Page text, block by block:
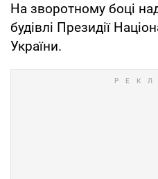
На зворотному боці
будівлі Президії
України.